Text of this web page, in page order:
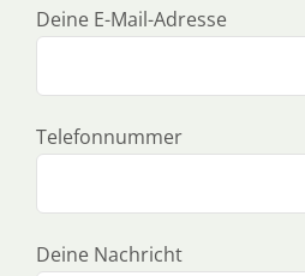
Deine E-Mail-Adresse
Telefonnummer
Deine Nachricht